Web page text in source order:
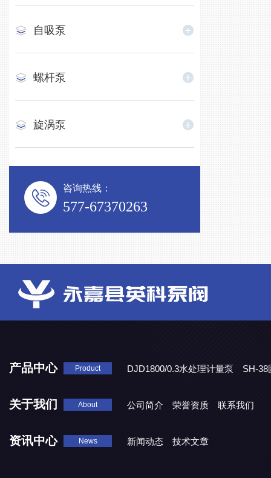
自吸泵
螺杆泵
旋涡泵
咨询热线：
577-67370263
产品中心 Product DJD1800/0.3水处理计量泵
SH-38
关于我们 About 公司简介 荣誉资质 联系我们
资讯中心 News 新闻动态 技术文章